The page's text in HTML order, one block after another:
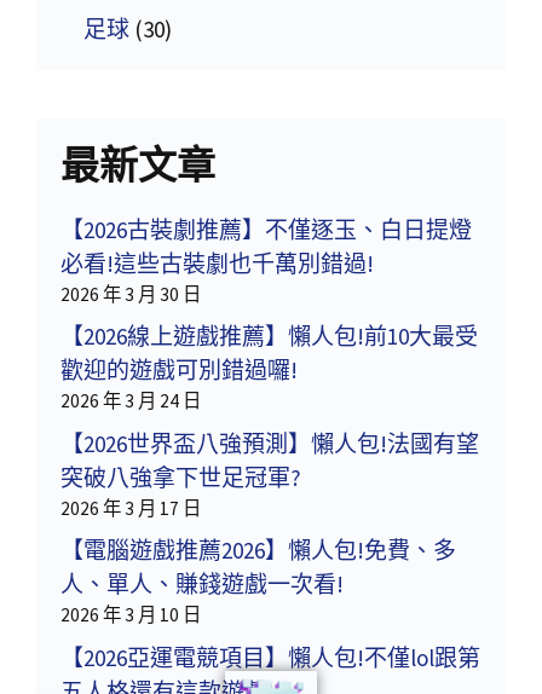
足球 (30)
最新文章
【2026古裝劇推薦】不僅逐玉、白日提燈
必看!這些古裝劇也千萬別錯過!
2026 年 3 月 30 日
【2026線上遊戲推薦】懶人包!前10大最受
歡迎的遊戲可別錯過囉!
2026 年 3 月 24 日
【2026世界盃八強預測】懶人包!法國有望
突破八強拿下世足冠軍?
2026 年 3 月 17 日
【電腦遊戲推薦2026】懶人包!免費、多
人、單人、賺錢遊戲一次看!
2026 年 3 月 10 日
【2026亞運電競項目】懶人包!不僅lol跟第